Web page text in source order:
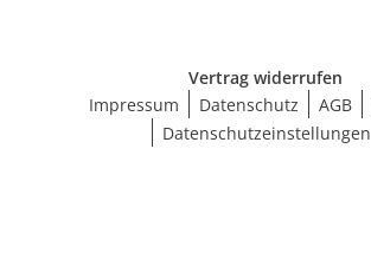
Vertrag widerrufen
Impressum
Datenschutz AGB
Datenschutzeinstellungen